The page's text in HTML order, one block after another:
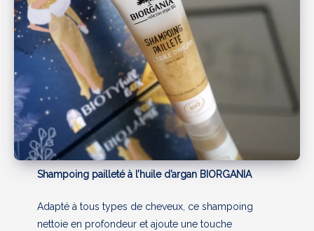
Shampoing pailleté à l’huile d’argan BIORGANIA
Adapté à tous types de cheveux, ce shampoing
nettoie en profondeur et ajoute une touche